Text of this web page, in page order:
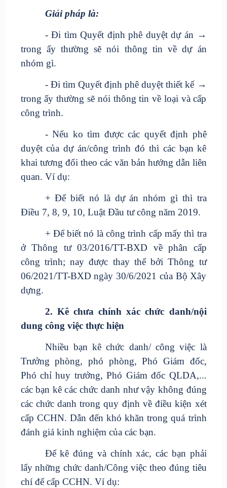
Giải pháp là:
- Đi tìm Quyết định phê duyệt dự án →
trong ấy thường sẽ nói thông tin về dự án
nhóm gì.
- Đi tìm Quyết định phê duyệt thiết kế →
trong ấy thường sẽ nói thông tin về loại và cấp
công trình.
- Nếu ko tìm được các quyết định phê
duyệt của dự án/công trình đó thì các bạn kê
khai tương đối theo các văn bản hướng dẫn liên
quan. Ví dụ:
+ Để biết nó là dự án nhóm gì thì tra
Điều 7, 8, 9, 10, Luật Đầu tư công năm 2019.
+ Để biết nó là công trình cấp mấy thì tra
ở Thông tư 03/2016/TT-BXD về phân cấp
công trình; nay được thay thế bởi Thông tư
06/2021/TT-BXD ngày 30/6/2021 của Bộ Xây
dựng.
2. Kê chưa chính xác chức danh/nội
dung công việc thực hiện
Nhiều bạn kê chức danh/ công việc là
Trưởng phòng, phó phòng, Phó Giám đốc,
Phó chỉ huy trưởng, Phó Giám đốc QLDA,...
các bạn kê các chức danh như vậy không đúng
các chức danh trong quy định về điều kiện xét
cấp CCHN. Dẫn đến khó khăn trong quá trình
đánh giá kinh nghiệm của các bạn.
Để kê đúng và chính xác, các bạn phải
lấy những chức danh/Công việc theo đúng tiêu
chí để cấp CCHN. Ví dụ: